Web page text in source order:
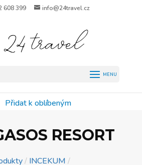
608 399 info@24travel.cz
Přidat k oblíbeným
RESORT
/ INCEKUM /